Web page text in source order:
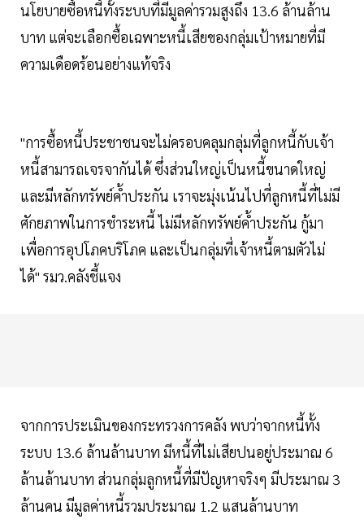
นโยบายซื้อหนี้ทั้งระบบที่มีมูลค่ารวมสูงถึง 13.6 ล้านล้าน
บาท แต่จะเลือกซื้อเฉพาะหนี้เสียของกลุ่มเป้าหมายที่มี
ความเดือดร้อนอย่างแท้จริง
"การซื้อหนี้ประชาชนจะไม่ครอบคลุมกลุ่มที่ลูกหนี้กับเจ้า
หนี้สามารถเจรจากันได้ ซึ่งส่วนใหญ่เป็นหนี้ขนาดใหญ่
และมีหลักทรัพย์ค้ำประกัน เราจะมุ่งเน้นไปที่ลูกหนี้ที่ไม่มี
ศักยภาพในการชำระหนี้ ไม่มีหลักทรัพย์ค้ำประกัน กู้มา
เพื่อการอุปโภคบริโภค และเป็นกลุ่มที่เจ้าหนี้ตามตัวไม่
ได้" รมว.คลังชี้แจง
จากการประเมินของกระทรวงการคลัง พบว่าจากหนี้ทั้ง
ระบบ 13.6 ล้านล้านบาท มีหนี้ที่ไม่เสียปนอยู่ประมาณ 6
ล้านล้านบาท ส่วนกลุ่มลูกหนี้ที่มีปัญหาจริงๆ มีประมาณ 3
ล้านคน มีมูลค่าหนี้รวมประมาณ 1.2 แสนล้านบาท